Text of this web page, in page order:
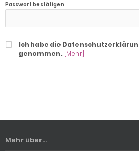
Passwort bestätigen
Ich habe die
genommen. [Mehr]
Mehr über...